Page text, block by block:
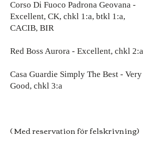
Corso Di Fuoco Padrona Geovana -
Excellent, CK, chkl 1:a, btkl 1:a,
CACIB, BIR
Red Boss Aurora - Excellent, chkl 2:a
Casa Guardie Simply The Best - Very
Good, chkl 3:a
( Med reservation för felskrivning)